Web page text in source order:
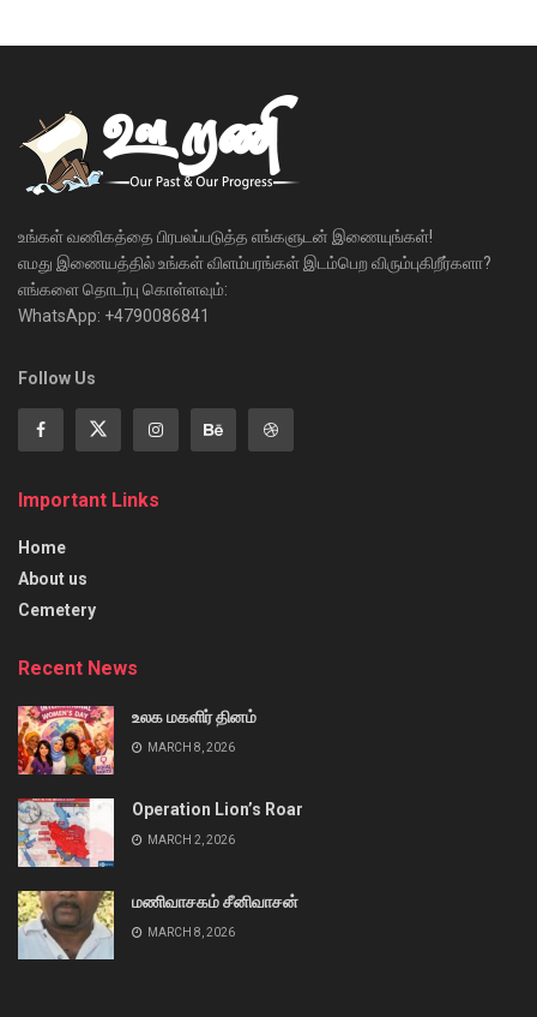
உங்கள் வணிகத்தை பிரபலப்படுத்த எங்களுடன் இணையுங்கள்!
எமது இணையத்தில் உங்கள் விளம்பரங்கள் இடம்பெற விரும்புகிறீர்களா?
எங்களை தொடர்பு கொள்ளவும்:
WhatsApp: +4790086841
Follow Us
Important Links
Home
About us
Cemetery
Recent News
உலக மகளிர் தினம்
MARCH 8, 2026
Operation Lion’s Roar
MARCH 2, 2026
மணிவாசகம் சீனிவாசன்
MARCH 8, 2026